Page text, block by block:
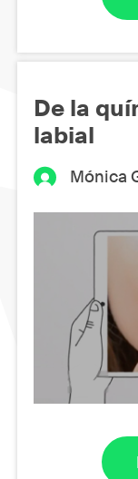
De la
labial
Mónica